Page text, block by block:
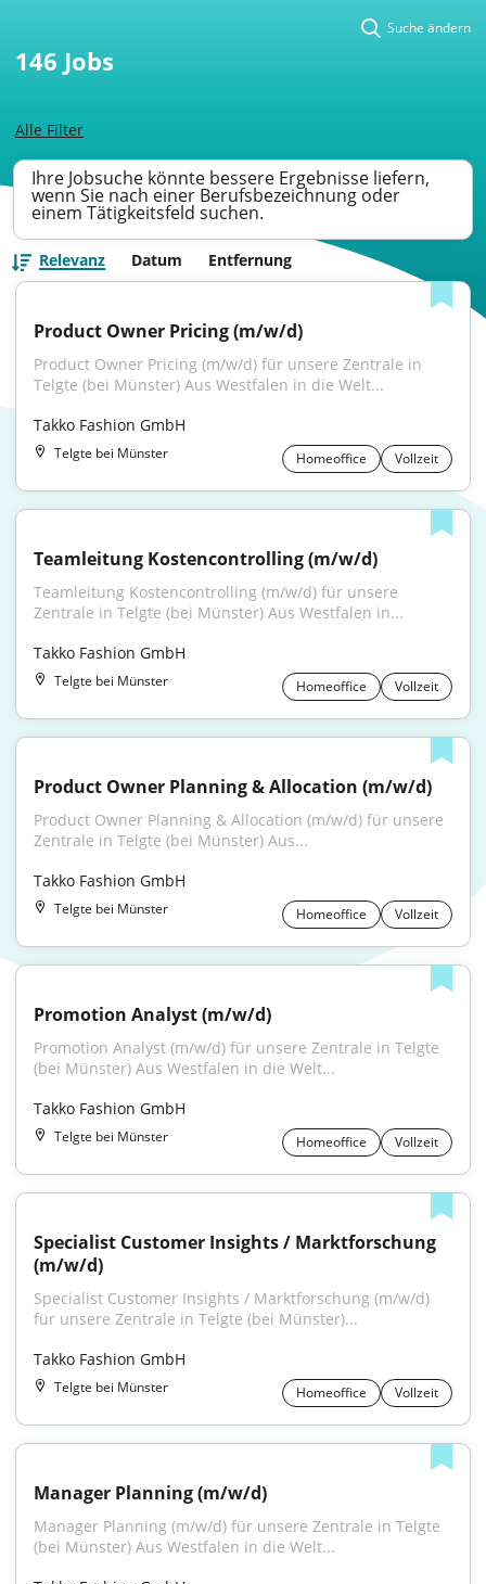
Alle Filter
Suche ändern
146 Jobs
Ihre Jobsuche könnte bessere Ergebnisse liefern,
wenn Sie nach einer Berufsbezeichnung oder
einem Tätigkeitsfeld suchen.
Relevanz Datum Entfernung
Product Owner Pricing (m/w/d)
Product Owner Pricing (m/w/d) für unsere Zentrale in
Telgte (bei Münster) Aus Westfalen in die Welt...
Takko Fashion GmbH
Telgte bei Münster Homeoffice Vollzeit
Teamleitung Kostencontrolling (m/w/d)
Teamleitung Kostencontrolling (m/w/d) für unsere
Zentrale in Telgte (bei Münster) Aus Westfalen in...
Takko Fashion GmbH
Telgte bei Münster Homeoffice Vollzeit
Product Owner Planning & Allocation (m/w/d)
Product Owner Planning & Allocation (m/w/d) für unsere
Zentrale in Telgte (bei Münster) Aus...
Takko Fashion GmbH
Telgte bei Münster Homeoffice Vollzeit
Promotion Analyst (m/w/d)
Promotion Analyst (m/w/d) für unsere Zentrale in Telgte
(bei Münster) Aus Westfalen in die Welt...
Takko Fashion GmbH
Telgte bei Münster Homeoffice Vollzeit
Specialist Customer Insights / Marktforschung
(m/w/d)
Specialist Customer Insights / Marktforschung (m/w/d)
für unsere Zentrale in Telgte (bei Münster)...
Takko Fashion GmbH
Telgte bei Münster Homeoffice Vollzeit
Manager Planning (m/w/d)
Manager Planning (m/w/d) für unsere Zentrale in Telgte
(bei Münster) Aus Westfalen in die Welt...